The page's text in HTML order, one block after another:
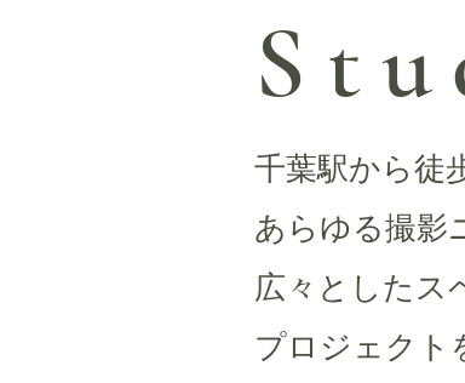
千葉駅から徒
あらゆる撮影
広々としたス
プロジェクト